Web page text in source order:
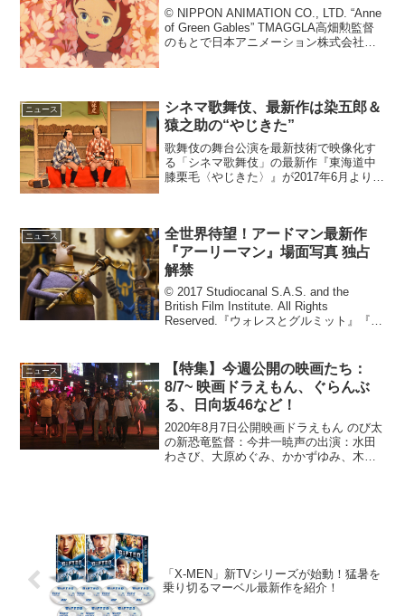
© NIPPON ANIMATION CO., LTD. “Anne
of Green Gables” TMAGGLA高畑勲監督
のもとで日本アニメーション株式会社が
ニュース
シネマ歌舞伎、最新作は染五郎＆
猿之助の“やじきた”
歌舞伎の舞台公演を最新技術で映像化す
る「シネマ歌舞伎」の最新作『東海道中
膝栗毛〈やじきた〉』が2017年6月より全
ず、うだつが上がらない...
ニュース
全世界待望！アードマン最新作
『アーリーマン』場面写真 独占
解禁
© 2017 Studiocanal S.A.S. and the
British Film Institute. All Rights
Reserved.『ウォレスとグルミット』『ひ
ニュース
【特集】今週公開の映画たち：
8/7~ 映画ドラえもん、ぐらんぶ
る、日向坂46など！
2020年8月7日公開映画ドラえもん のび太
の新恐竜監督：今井一暁声の出演：水田
わさび、大原めぐみ、かかずゆみ、木村
「X-MEN」新TVシリーズが始動！猛暑を
乗り切るマーベル最新作を紹介！